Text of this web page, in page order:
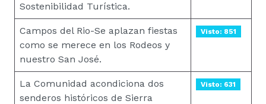
Sostenibilidad Turística.
Campos del Rio-Se aplazan fiestas
como se merece en los Rodeos y
nuestro San José.
Visto: 851
La Comunidad acondiciona dos
senderos históricos de Sierra
Visto: 631